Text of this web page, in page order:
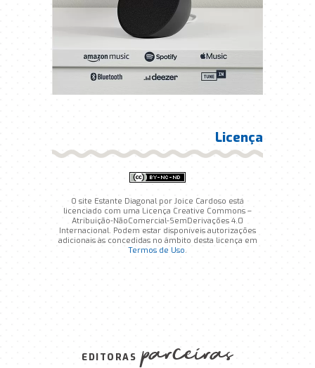
Licença
O site Estante Diagonal por Joice Cardoso está
licenciado com uma Licença Creative Commons –
Atribuição-NãoComercial-SemDerivações 4.0
Internacional. Podem estar disponíveis autorizações
adicionais às concedidas no âmbito desta licença em
Termos de Uso.
EDITORAS parceiras